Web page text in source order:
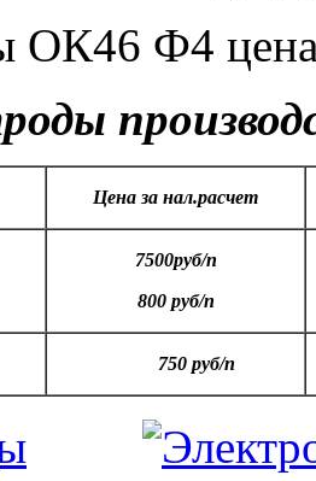
ОК46 Ф4
Цена за нал.расчет
7500руб/п
800 руб/п
750 руб/п